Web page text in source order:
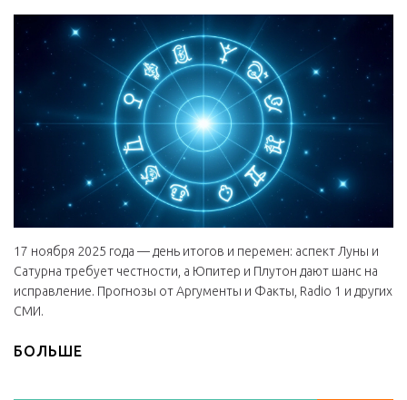
17 ноября 2025 года — день итогов и перемен: аспект Луны и
Сатурна требует честности, а Юпитер и Плутон дают шанс на
исправление. Прогнозы от Аргументы и Факты, Radio 1 и других
СМИ.
БОЛЬШЕ